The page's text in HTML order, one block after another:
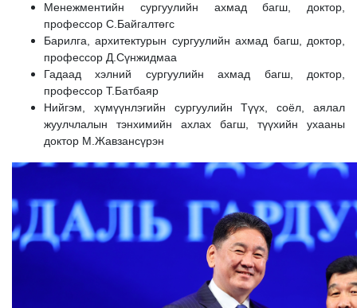
Менежментийн сургуулийн ахмад багш, доктор,
профессор С.Байгалтөгс
Барилга, архитектурын сургуулийн ахмад багш, доктор,
профессор Д.Сүнжидмаа
Гадаад хэлний сургуулийн ахмад багш, доктор,
профессор Т.Батбаяр
Нийгэм, хүмүүнлэгийн сургуулийн Түүх, соёл, аялал
жуулчлалын тэнхимийн ахлах багш, түүхийн ухааны
доктор М.Жавзансүрэн